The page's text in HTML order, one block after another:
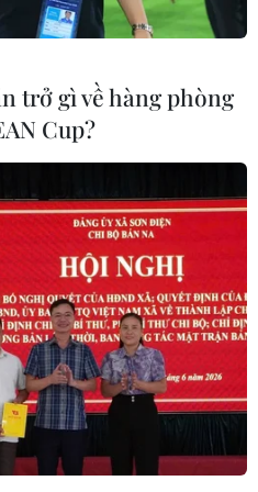
phần
cộng đồng
trường
An ninh
đại nhạc
xanh"
trở gì về hàng phòng
Cup?